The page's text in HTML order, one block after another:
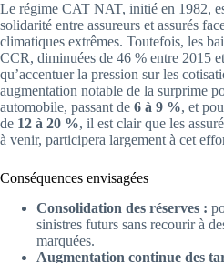
Le régime CAT NAT, initié en 1982,
solidarité entre assureurs et assurés
climatiques extrêmes. Toutefois, les
CCR, diminuées de 46 % entre 2015
qu’accentuer la pression sur les
augmentation notable de la surprime
automobile, passant de 6 à 9 %, et
de 12 à 20 %, il est clair que les
à venir, participera largement à cet
Conséquences envisagées
Consolidation des réserves :
sinistres futurs sans recourir à
marquées.
Augmentation continue des